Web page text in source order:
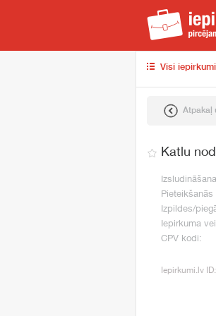
Visi iepirkumi
Atpakaļ
Katlu
Pieteikšanās
Izpildes/
Iepirkuma
CPV kodi:
Iepirkumi.lv ID: